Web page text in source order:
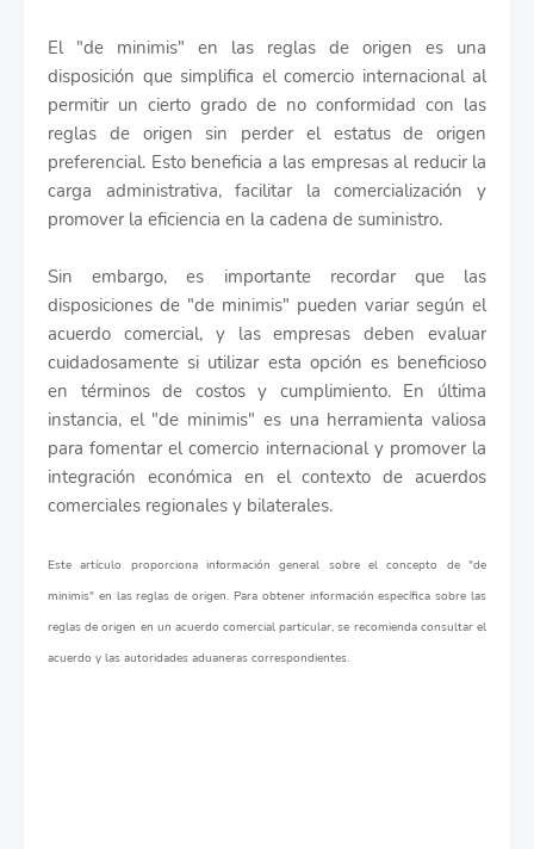
El "de minimis" en las reglas de origen es una
disposición que simplifica el comercio internacional al
permitir un cierto grado de no conformidad con las
reglas de origen sin perder el estatus de origen
preferencial. Esto beneficia a las empresas al reducir la
carga administrativa, facilitar la comercialización y
promover la eficiencia en la cadena de suministro.
Sin embargo, es importante recordar que las
disposiciones de "de minimis" pueden variar según el
acuerdo comercial, y las empresas deben evaluar
cuidadosamente si utilizar esta opción es beneficioso
en términos de costos y cumplimiento. En última
instancia, el "de minimis" es una herramienta valiosa
para fomentar el comercio internacional y promover la
integración económica en el contexto de acuerdos
comerciales regionales y bilaterales.
Este artículo proporciona información general sobre el concepto de "de
minimis" en las reglas de origen. Para obtener información específica sobre las
reglas de origen en un acuerdo comercial particular, se recomienda consultar el
acuerdo y las autoridades aduaneras correspondientes.